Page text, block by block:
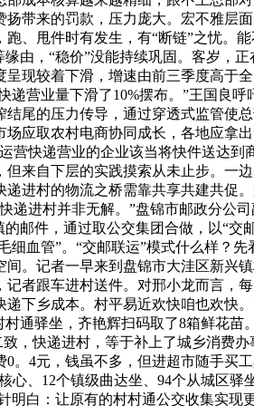
带来的罚款，压力庞大。宏不雅层
、甩件时有发生，有“断链”之忧
由，“稳价”没能持续巩固。客岁，
现较着下滑，增速由前三季度高于
营业量下滑了10%摆布。”王国良
尾的压力传导，通过穿透式监管
应取农村电商协同成长，各地应
营快递营业的企业该当将快件送达
来自下层的实践摸索从未止步。
进村的物流之桥需靠共享共建共
递进村并非无解。”盘锦市邮政分
邮件，通过取公交集团合做，以“
血管”。“交邮联运”模式什么样？
。记者一早来到盘锦市大洼区新
者跟车进村送件。对邢小龙而言，
下乡成本。村平易近欢快咱也欢快
通驿坐，齐艳辉扫码取了8箱鲜花
，快递进村，等于补上了城乡消费
。4元，钱虽不多，但进超市随手买
、12个镇级曲达坐、94个从城区
明白：让原有的村村通公交收集实